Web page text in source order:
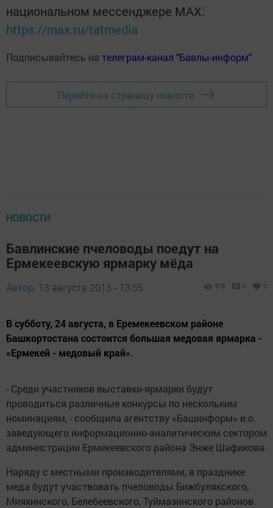
национальном мессенджере MАХ:
https://max.ru/tatmedia
Подписывайтесь на телеграм-канал "Бавлы-информ"
Перейти на страницу новости
НОВОСТИ
Бавлинские пчеловоды поедут на
Ермекеевскую ярмарку мёда
Автор, 13 августа 2013 - 13:55 578 0 0
В субботу, 24 августа, в Еремекеевском районе
Башкортостана состоится большая медовая ярмарка -
«Ермекей - медовый край».
- Среди участников выставки-ярмарки будут
проводиться различные конкурсы по нескольким
номинациям, - сообщила агентству «Башинформ» и.о.
заведующего информационно-аналитическим сектором
администрации Ермекеевского района Энже Шафикова.
Наряду с местными производителями, в празднике
меда будут участвовать пчеловоды Бижбулякского,
Миякинского, Белебеевского, Туймазинского районов.